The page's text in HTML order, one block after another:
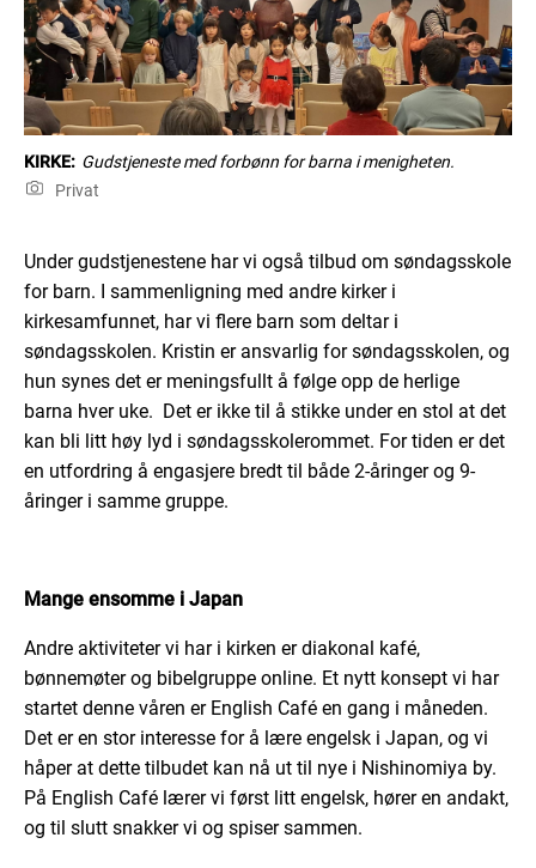
KIRKE: Gudstjeneste med forbønn for barna i menigheten.
Privat
Under gudstjenestene har vi også tilbud om søndagsskole
for barn. I sammenligning med andre kirker i
kirkesamfunnet, har vi flere barn som deltar i
søndagsskolen. Kristin er ansvarlig for søndagsskolen, og
hun synes det er meningsfullt å følge opp de herlige
barna hver uke. Det er ikke til å stikke under en stol at det
kan bli litt høy lyd i søndagsskolerommet. For tiden er det
en utfordring å engasjere bredt til både 2-åringer og 9-
åringer i samme gruppe.
Mange ensomme i Japan
Andre aktiviteter vi har i kirken er diakonal kafé,
bønnemøter og bibelgruppe online. Et nytt konsept vi har
startet denne våren er English Café en gang i måneden.
Det er en stor interesse for å lære engelsk i Japan, og vi
håper at dette tilbudet kan nå ut til nye i Nishinomiya by.
På English Café lærer vi først litt engelsk, hører en andakt,
og til slutt snakkervi og spisersammen.